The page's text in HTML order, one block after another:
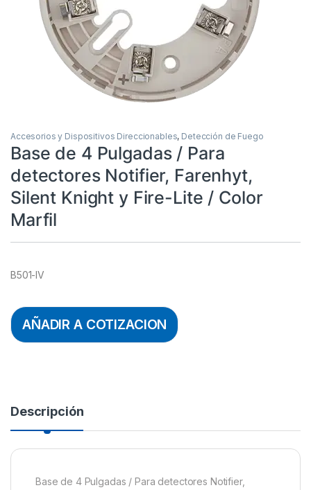
Accesorios y Dispositivos Direccionables, Detección de Fuego
Base de 4 Pulgadas / Para
detectores Notifier, Farenhyt,
Silent Knight y Fire-Lite / Color
Marfil
B501-IV
AÑADIR A COTIZACION
Descripción
Base de 4 Pulgadas / Para detectores Notifier,